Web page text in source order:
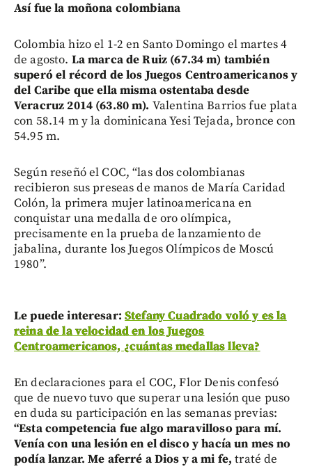
Así fue la moñona colombiana
Colombia hizo el 1-2 en Santo Domingo el martes 4
de agosto. La marca de Ruiz (67.34 m) también
superó el récord de los Juegos Centroamericanos y
del Caribe que ella misma ostentaba desde
Veracruz 2014 (63.80 m). Valentina Barrios fue plata
con 58.14 m y la dominicana Yesi Tejada, bronce con
54.95 m.
Según reseñó el COC, “las dos colombianas
recibieron sus preseas de manos de María Caridad
Colón, la primera mujer latinoamericana en
conquistar una medalla de oro olímpica,
precisamente en la prueba de lanzamiento de
jabalina, durante los Juegos Olímpicos de Moscú
1980”.
Le puede interesar: Stefany Cuadrado voló y es la
reina de la velocidad en los Juegos
Centroamericanos, ¿cuántas medallas lleva?
En declaraciones para el COC, Flor Denis confesó
que de nuevo tuvo que superar una lesión que puso
en duda su participación en las semanas previas:
“Esta competencia fue algo maravilloso para mí.
Venía con una lesión en el disco y hacía un mes no
podía lanzar. Me aferré a Dios y a mi fe, traté de